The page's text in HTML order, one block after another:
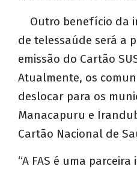
Outro benefício da
de telessaúde será a
emissão do Cartão
Atualmente, os
deslocar para os
Manacapuru e
Cartão Nacional de
“A FAS é uma